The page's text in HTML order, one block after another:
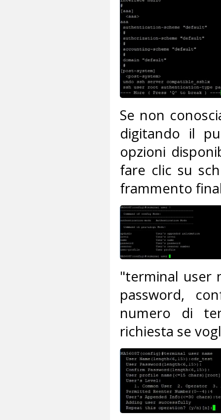
Se non
digitando il
opzioni
fare clic su
frammento
"terminal user
password,
numero di
richiesta se